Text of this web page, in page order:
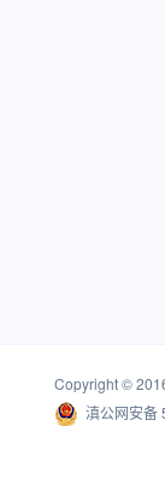
Copyright ©
滇公网安备